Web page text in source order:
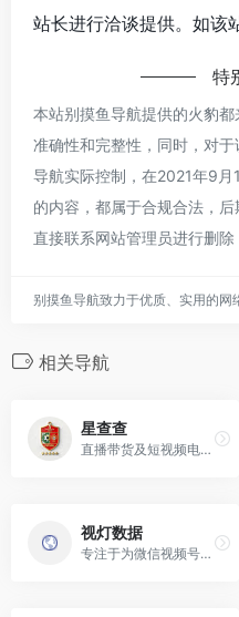
站长进行洽谈提供。如该
特
本站别摸鱼导航提供的火豹
准确性和完整性，同时，对
导航实际控制，在2021年9
的内容，都属于合规合法，
直接联系网站管理员进行删除
别摸鱼导航致力于优质、实用的网
相关导航
星查查
直播带货及短视频电商的货源供应链、大数据分析等服务
视灯数据
专注于为微信视频号提供专业的第三方统计分析平台